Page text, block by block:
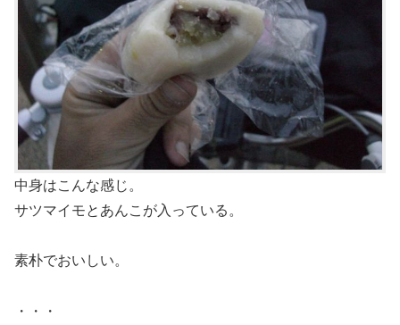
中身はこんな感じ。
サツマイモとあんこが入っている。
素朴でおいしい。
・・・